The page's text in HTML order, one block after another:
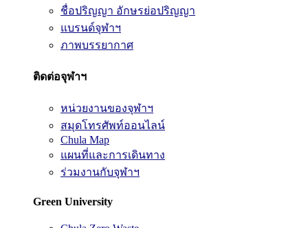
ชื่อปริญญา อักษรย่อปริญญา
แบรนด์จุฬาฯ
ภาพบรรยากาศ
ติดต่อจุฬาฯ
หน่วยงานของจุฬาฯ
สมุดโทรศัพท์ออนไลน์
Chula Map
แผนที่และการเดินทาง
ร่วมงานกับจุฬาฯ
Green University